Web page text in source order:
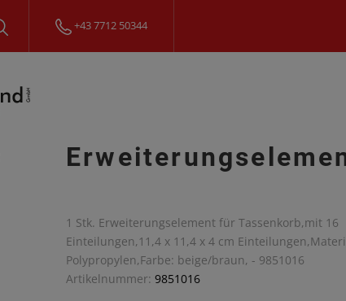
+43 7712 50344
1 Stk. Erweiterungselement für Tassenkorb,mit 16
Einteilungen,11,4 x 11,4 x 4 cm
Polypropylen,Farbe: beige/braun, - 9851016
Artikelnummer: 9851016